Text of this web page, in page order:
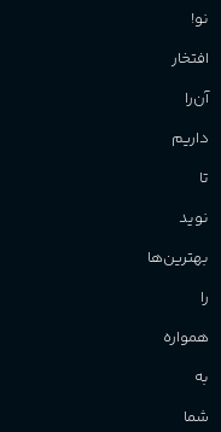
نو!
افتخار
آن‌را
داریم
تا
نوید
بهترین‌ها
را
همواره
به
شما